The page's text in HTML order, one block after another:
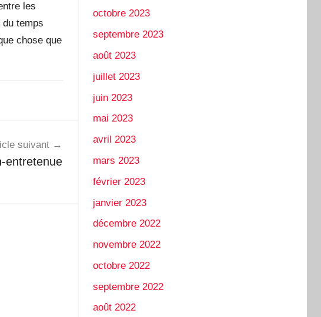
les
temps
chose que
suivant
entretenue
octobre 2023
septembre 2023
août 2023
juillet 2023
juin 2023
mai 2023
avril 2023
mars 2023
février 2023
janvier 2023
décembre 2022
novembre 2022
octobre 2022
septembre 2022
août 2022